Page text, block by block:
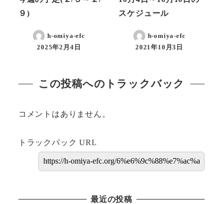
９)
h-omiya-efc
2025年2月4日
スケジュール
h-omiya-efc
2021年10月3日
この投稿へのトラックバック
コメントはありません。
トラックバック URL
最近の投稿